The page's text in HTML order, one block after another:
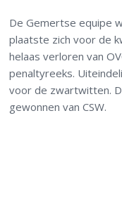
De Gemertse equipe
plaatste zich voor de
helaas verloren van
penaltyreeks.
voor de zwartwitten.
gewonnen van CSW.